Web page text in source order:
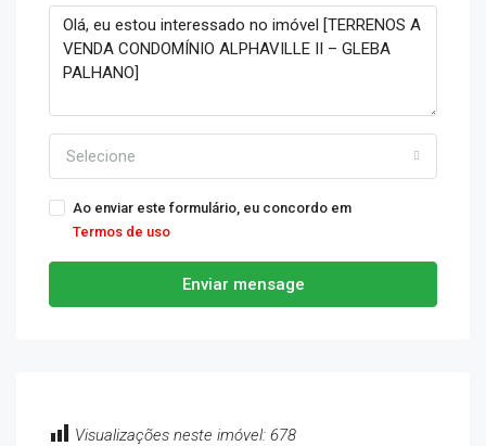
Selecione
Ao enviar este formulário, eu concordo em
Termos de uso
Enviar mensage
Visualizações neste imóvel: 678